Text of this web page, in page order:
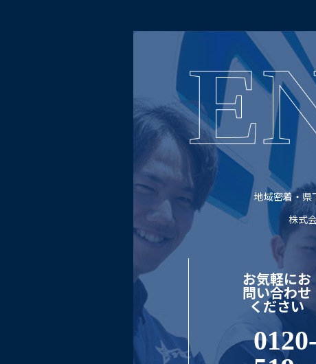
地域密着・県
株式
お気軽にお
問い合わせ
ください
0120-